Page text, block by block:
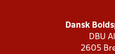
Dansk
DBU
2605